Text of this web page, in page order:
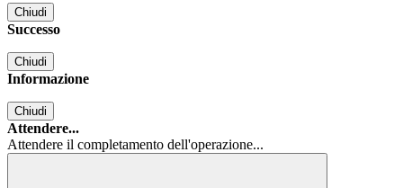
Chiudi
Successo
Chiudi
Informazione
Chiudi
Attendere...
Attendere il completamento dell'operazione...